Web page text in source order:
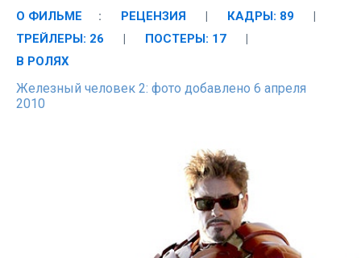
О ФИЛЬМЕ : РЕЦЕНЗИЯ | КАДРЫ: 89
|
ТРЕЙЛЕРЫ: 26
| ПОСТЕРЫ: 17
|
В РОЛЯХ
Железный человек 2: фото добавлено 6 апреля
2010